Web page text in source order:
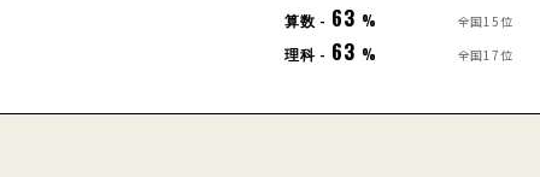
算数 - 63 % 全国15位
理科 - 63 % 全国17位